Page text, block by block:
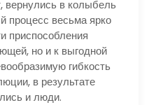
вернулись в колыбель
процесс весьма ярко
приспособления
но и к выгодной
гибкость
в результате
и люди.